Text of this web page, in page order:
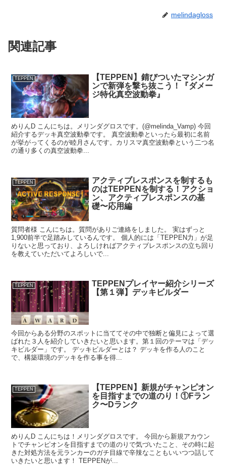
melindagloss
関連記事
TEPPEN
【TEPPEN】錆びついたマシンガ
ンで新弾を撃ち抜こう！『ダメー
ジ特化真空波動拳』
めりんD こんにちは。メリンダグロスです。(@melinda_Vamp) 今回
紹介するデッキ真空波動拳です。 真空波動拳といったら最初に名前
が挙がってくるのが睦月さんです。カリスマ真空波動拳という二つ名
の通り多くの真空波動拳...
TEPPEN
アクティブレスポンスを制するも
のはTEPPENを制する！アクショ
ン、アクティブレスポンスの基
礎〜応用編
質問者様 こんにちは。質問がありご連絡をしました。 実はずっと
1,900前半で足踏みしているんです。 個人的には「TEPPEN力」が足
りないと思っており、よろしければアクティブレスポンスの立ち回り
を教えていただいてよろしいで...
TEPPEN
TEPPENプレイヤー紹介シリーズ
【第１弾】デッキビルダー
今回からある分野のスポットに当ててその中で独断と偏見によって選
ばれた３人を紹介していきたいと思います。第１回のテーマは「デッ
キビルダー」です。 デッキビルダーとは？ デッキを作る人のこと
で、構築環境のデッキを作る事を得...
TEPPEN
【TEPPEN】新規がチャンピオン
を目指すまでの道のり！①Fラン
ク〜Dランク
めりんD こんにちは！メリンダグロスです。 今回から新規アカウン
トでチャンピオンを目指すまでの道のりで気づいたこと、その時に起
きた対処方法を元ランカーのガチ目線で辛辣なこともいいつつ話して
いきたいと思います！ TEPPENが...